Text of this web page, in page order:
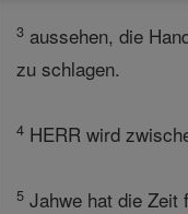
3 aussehen, die
zu schlagen.
4 HERR wird
5 Jahwe hat die Zeit